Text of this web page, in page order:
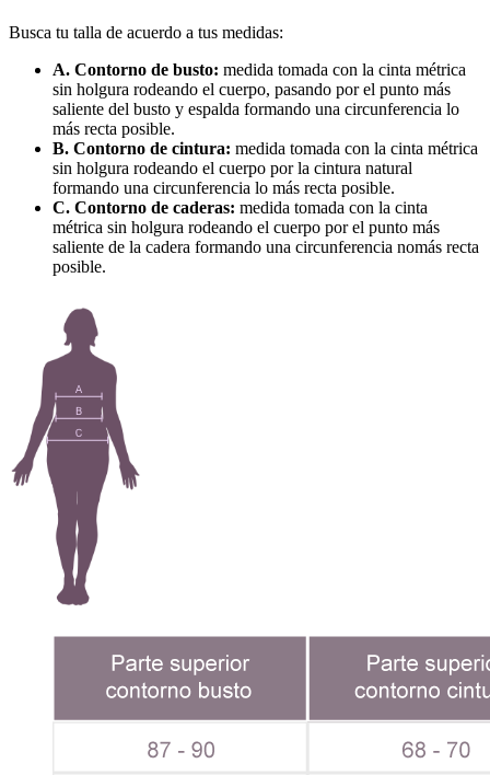
Busca tu talla de acuerdo a tus medidas:
A. Contorno de busto: medida tomada con la cinta métrica
sin holgura rodeando el cuerpo, pasando por el punto más
saliente del busto y espalda formando una circunferencia lo
más recta posible.
B. Contorno de cintura: medida tomada con la cinta métrica
sin holgura rodeando el cuerpo por la cintura natural
formando una circunferencia lo más recta posible.
C. Contorno de caderas: medida tomada con la cinta
métrica sin holgura rodeando el cuerpo por el punto más
saliente de la cadera formando una circunferencia nomás recta
posible.